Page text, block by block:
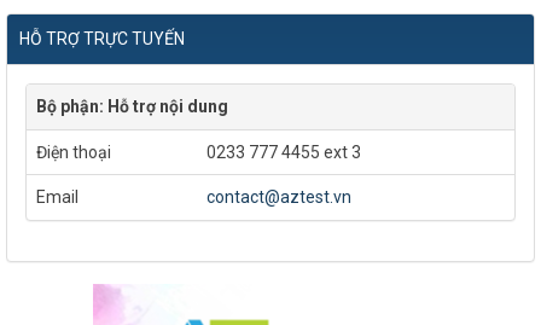
HỖ TRỢ TRỰC TUYẾN
Bộ phận: Hỗ trợ nội dung
Điện thoại 0233 777 4455 ext 3
Email contact@aztest.vn